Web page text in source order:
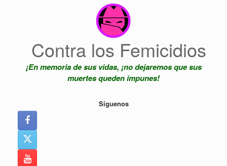
Contra los Femicidios
¡En memoria de sus vidas, ¡no dejaremos que sus
muertes queden impunes!
Síguenos